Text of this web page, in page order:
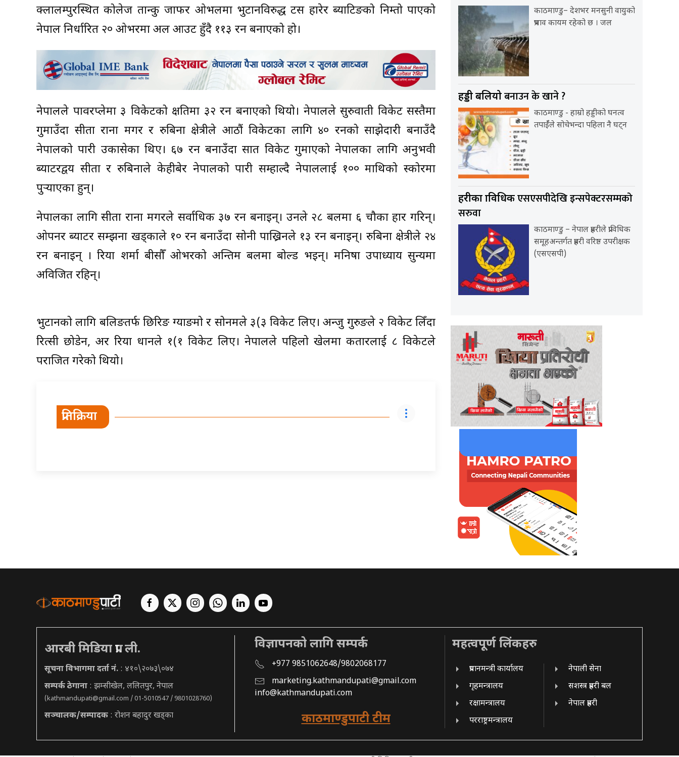
क्लालम्पुरस्थित कोलेज तान्कु जाफर ओभलमा भुटानविरुद्ध टस हारेर ब्याटिङको निम्तो पाएको
नेपाल निर्धारित २० ओभरमा अल आउट हुँदै ११३ रन बनाएको हो।
नेपालले पावरप्लेमा ३ विकेटको क्षतिमा ३२ रन बनाएको‌ थियो। नेपालले सुरुवाती विकेट सस्तैमा
गुमाउँदा सीता राना मगर र रुबिना क्षेत्रीले आठौं विकेटका लागि ४० रनको साझेदारी बनाउँदै
नेपालको पारी उकासेका थिए। ६७ रन बनाउँदा सात विकेट गुमाएको नेपालका लागि अनुभवी
ब्याटरद्वय सीता र रुबिनाले केहीबेर नेपालको पारी सम्हाल्दै नेपाललाई १०० माथिको स्कोरमा
पुर्‍याएका हुन्।
नेपालका लागि सीता राना मगरले सर्वाधिक ३७ रन बनाइन्। उनले २८ बलमा ६ चौका प्रहार गरिन्।
ओपनर ब्याटर सम्झना खड्काले १० रन बनाउँदा सोनी पाख्रिनले १३ रन बनाइन्। रुबिना क्षेत्रीले २४
रन बनाइन् । रिया शर्मा बीसौँ ओभरको अन्तिम बलमा बोल्ड भइन्। मनिषा उपाध्याय सुन्यमा
अविजित रहिन्।
भुटानको लागि बलिङतर्फ छिरिङ ग्याङमो र सोनमले ३(३ विकेट लिए। अन्जु गुरुङले २ विकेट लिँदा
रित्सी छोडेन, अर रिया प्रधानले १(१ विकेट लिए। नेपालले पहिलो खेलमा कतारलाई ८ विकेटले
पराजित गरेको थियो।
प्रतिक्रिया
काठमाण्डु– देशभर मनसुनी वायुको
प्रभाव कायम रहेको छ । जल
हड्डी बलियोबनाउन के खाने ?
काठमाण्डु - हाम्रो हड्डीको घनत्व
तपाईँले सोचेभन्दा पहिला नै घट्न
प्रहरीका प्राविधिकएसएसपीदेखि इन्सपेक्टरसम्मको
सरुवा
काठमाण्डु – नेपाल प्रहरीले प्राविधिक
समूहअन्तर्गत प्रहरी वरिष्ठ उपरीक्षक
(एसएसपी)
आरबी मिडिया प्रा. ली.
सूचना विभागमा दर्ता नं. : ४१०\२०७३\०७४
सम्पर्क ठेगाना : झम्सीखेल, ललितपुर, नेपाल
(kathmandupati@gmail.com / 01-5010547 / 9801028760)
सञ्चालक/सम्पादक : रोशन बहादुर खड्का
विज्ञापनको लागि सम्पर्क
+977 9851062648/9802068177
marketing.kathmandupati@gmail.com
info@kathmandupati.com
काठमाण्डुपाटी टीम
महत्वपूर्ण लिंकहरु
प्रधानमन्त्री कार्यालय
गृहमन्त्रालय
रक्षामन्त्रालय
परराष्ट्रमन्त्रालय
नेपाली सेना
सशस्त्र प्रहरी बल
नेपाल प्रहरी